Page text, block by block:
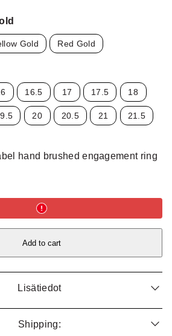
Gold Red Gold
16.5 17 17.5 18
20 20.5 21 21.5
hand brushed engagement ring
Add to cart
Lisätiedot
Shipping: